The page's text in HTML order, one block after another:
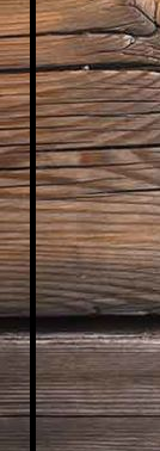
WhatsApp